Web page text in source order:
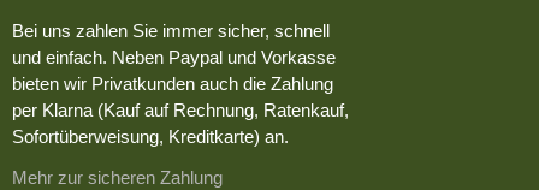
Bei uns zahlen Sie immer sicher, schnell
und einfach. Neben Paypal und Vorkasse
bieten wir Privatkunden auch die Zahlung
per Klarna (Kauf auf Rechnung, Ratenkauf,
Sofortüberweisung, Kreditkarte) an.
Mehr zur sicheren Zahlung